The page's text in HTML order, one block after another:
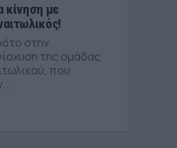
κίνηση με
στην
της ομάδας
που